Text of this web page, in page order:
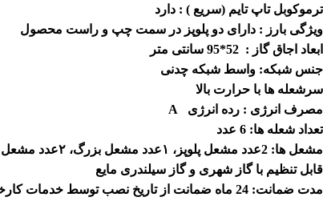
ترموکوبل تاپ تایم (سریع ) : دارد
ویژگی بارز : دارای دو پلوپز در سمت چپ و راست محصول
ابعاد اجاق گاز : 52*95 سانتی متر
جنس شبکه: واسط شبکه چدنی
سرشعله ها با حرارت بالا
مصرف انرژی : رده انرژی A
تعداد شعله ها: 6 عدد
مشعل ها: 2عدد مشعل پلوپز، ۱عدد مشعل بزرگ، ۲عدد مشعل متوسط،۱عدد مشعل کوچک
قابل تنظیم با گاز شهری و گاز سیلندری مایع
مدت ضمانت: 24 ماه ضمانت از تاریخ نصب توسط خدمات کارخانه و نصب رایگان